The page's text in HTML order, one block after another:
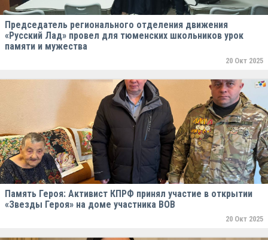
Председатель регионального отделения движения
«Русский Лад» провел для тюменских школьников урок
памяти и мужества
20 Окт 2025
Память Героя: Активист КПРФ принял участие в открытии
«Звезды Героя» на доме участника ВОВ
20 Окт 2025